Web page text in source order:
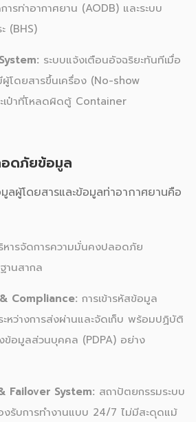
รท่าอากาศยาน (AODB) และระบบ
(BHS)
ระบบแจ้งเตือนอัจฉริยะทันทีเมื่อ
ผู้โดยสารขึ้นเครื่อง (No-show
เป๋าที่โหลดผิดตู้ Container
อดภัยข้อมูล
ผู้โดยสารและข้อมูลท่าอากาศยานคือ
หารจัดการความมั่นคงปลอดภัย
านสากล
Compliance: การเข้ารหัสข้อมูล
หว่างการส่งผ่านและจัดเก็บ พร้อมปฏิบัติ
อมูลส่วนบุคคล (PDPA) อย่าง
Failover System: สถาปัตยกรรมระบบ
งรับการทำงานแบบ 24/7 ไม่มีสะดุดแม้